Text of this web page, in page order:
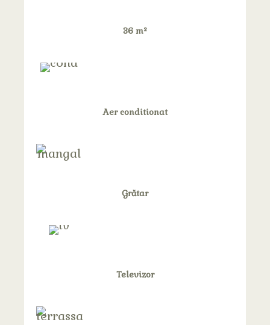
36 m²
Aer conditionat
Grătar
Televizor